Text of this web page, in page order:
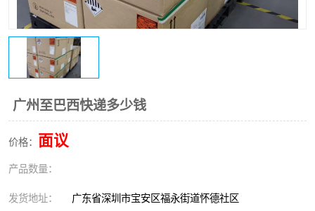
广州至巴西快递多少钱
价格： 面议
产品数量：
发货地址： 广东省深圳市宝安区福永街道怀德社区
新能源电池出口物流